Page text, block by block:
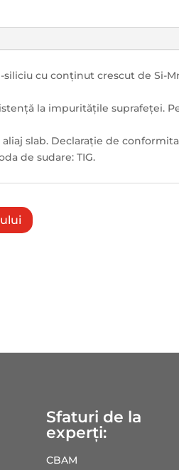
cu conținut crescut de Si-
la impuritățile suprafeței.
slab. Declaraţie de
de sudare: TIG.
Sfaturi de la
experți:
CBAM